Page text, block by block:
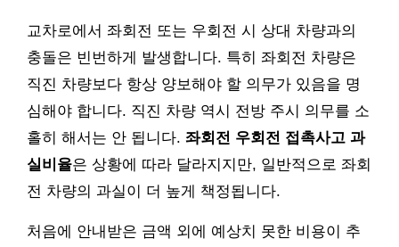
교차로에서 좌회전 또는 우회전 시 상대 차량과의
충돌은 빈번하게 발생합니다. 특히 좌회전 차량은
직진 차량보다 항상 양보해야 할 의무가 있음을 명
심해야 합니다. 직진 차량 역시 전방 주시 의무를 소
홀히 해서는 안 됩니다. 좌회전 우회전 접촉사고 과
실비율은 상황에 따라 달라지지만, 일반적으로 좌회
전 차량의 과실이 더 높게 책정됩니다.
처음에 안내받은 금액 외에 예상치 못한 비용이 추